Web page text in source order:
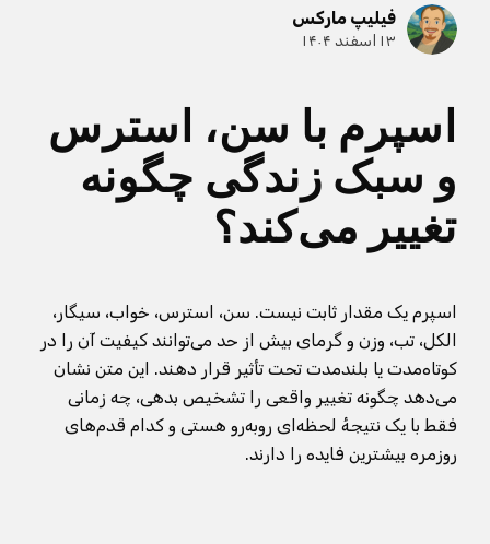
فیلیپ مارکس
۱۳ اسفند ۱۴۰۴
اسپرم با سن، استرس
و سبک زندگی چگونه
تغییر می‌کند؟
اسپرم یک مقدار ثابت نیست. سن، استرس، خواب، سیگار،
الکل، تب، وزن و گرمای بیش از حد می‌توانند کیفیت آن را در
کوتاه‌مدت یا بلندمدت تحت تأثیر قرار دهند. این متن نشان
می‌دهد چگونه تغییر واقعی را تشخیص بدهی، چه زمانی
فقط با یک نتیجهٔ لحظه‌ای روبه‌رو هستی و کدام قدم‌های
روزمره بیشترین فایده را دارند.